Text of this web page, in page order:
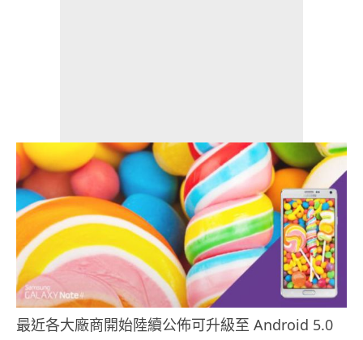
最近各大廠商開始陸續公佈可升級至 Android 5.0